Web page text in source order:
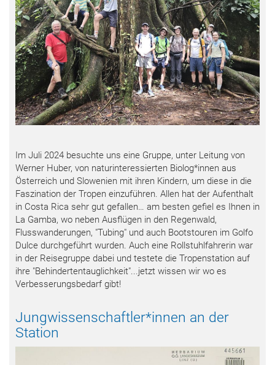
Im Juli 2024 besuchte uns eine Gruppe, unter Leitung von
Werner Huber, von naturinteressierten Biolog*innen aus
Österreich und Slowenien mit ihren Kindern, um diese in die
Faszination der Tropen einzuführen. Allen hat der Aufenthalt
in Costa Rica sehr gut gefallen… am besten gefiel es Ihnen in
La Gamba, wo neben Ausflügen in den Regenwald,
Flusswanderungen, "Tubing" und auch Bootstouren im Golfo
Dulce durchgeführt wurden. Auch eine Rollstuhlfahrerin war
in der Reisegruppe dabei und testete die Tropenstation auf
ihre "Behindertentauglichkeit"...jetzt wissen wir wo es
Verbesserungsbedarf gibt!
Jungwissenschaftler*innen an der
Station